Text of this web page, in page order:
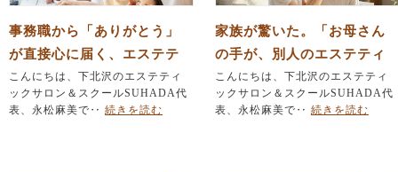
事務職から「ありがとう」
が直接心に届く、エステテ
ィシャンという生き方
こんにちは、下北沢のエステティ
ックサロン＆スクールSUHADA代
表、永松麻美で‥ 続きを読む
家族が驚いた。「お母さん
の手が、別人のエステティ
シャンになった日」
こんにちは、下北沢のエステティ
ックサロン＆スクールSUHADA代
表、永松麻美で‥ 続きを読む